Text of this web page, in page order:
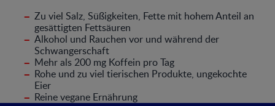
– Zu viel Salz, Süßigkeiten, Fette mit hohem Anteil an
gesättigten Fettsäuren
– Alkohol und Rauchen vor und während der
Schwangerschaft
– Mehr als 200 mg Koffein pro Tag
– Rohe und zu viel tierischen Produkte, ungekochte
Eier
– Reine vegane Ernährung